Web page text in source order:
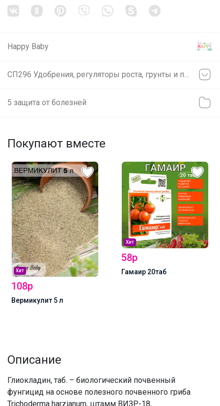
Happy Baby
5 защита от болезней
Покупают вместе
Хит
108р
Вермикулит 5 л
Хит
58р
Гамаир 20таб
Описание
Глиокладин, таб. – биологический почвенный
фунгицид на основе полезного почвенного гриба
Trichoderma harzianum, штамм ВИЗР-18,